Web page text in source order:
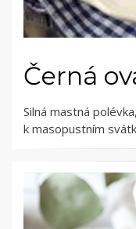
Černá
Silná mastná
k masopustním